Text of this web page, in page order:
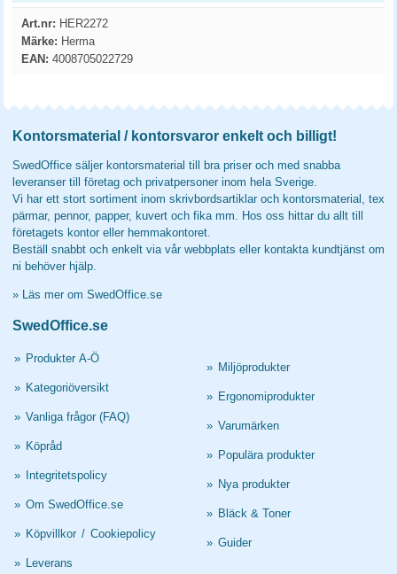
Art.nr: HER2272
Märke: Herma
EAN: 4008705022729
Kontorsmaterial / kontorsvaror enkelt och billigt!
SwedOffice säljer kontorsmaterial till bra priser och med snabba
leveranser till företag och privatpersoner inom hela Sverige.
Vi har ett stort sortiment inom skrivbordsartiklar och kontorsmaterial, tex
pärmar, pennor, papper, kuvert och fika mm. Hos oss hittar du allt till
företagets kontor eller hemmakontoret.
Beställ snabbt och enkelt via vår webbplats eller kontakta kundtjänst om
ni behöver hjälp.
» Läs mer om SwedOffice.se
SwedOffice.se
» Produkter A-Ö
» Kategoriöversikt
» Vanliga frågor (FAQ)
» Köpråd
» Integritetspolicy
» Om SwedOffice.se
» Köpvillkor / Cookiepolicy
» Leverans
» Miljöprodukter
» Ergonomiprodukter
» Varumärken
» Populära produkter
» Nya produkter
» Bläck & Toner
» Guider